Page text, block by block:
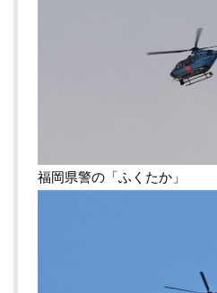
福岡県警の「ふくたか」